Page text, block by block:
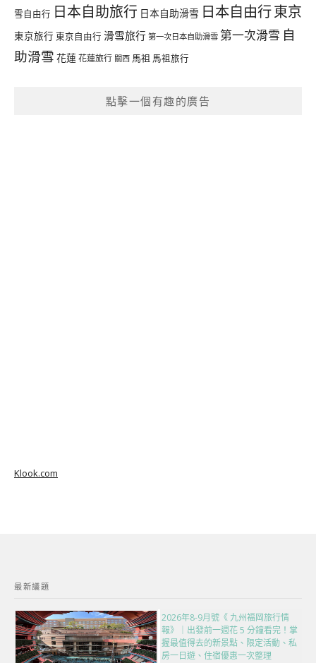
雪自由行 日本自助旅行 日本自助滑雪 日本自由行東京
東京旅行 東京自由行 滑雪旅行 第一次日本自助滑雪 第一次滑雪 自
助滑雪 花蓮花蓮旅行 關西 馬祖 馬祖旅行
點擊一個有趣的廣告
Klook.com
最新議題
2026年8-9月號《 九州福岡旅行情
報》｜出發前一週花 5 分鐘看完！掌
握最值得去的新景點、限定活動、私
房一日遊、住宿優惠一次整理